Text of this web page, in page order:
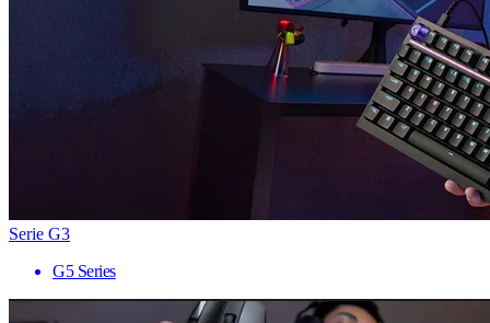
Serie G3
G5 Series